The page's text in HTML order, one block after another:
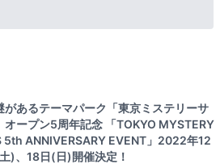
があるテーマパーク「東京ミステリーサ
オープン5周年記念 「TOKYO MYSTERY
5th ANNIVERSARY EVENT」2022年12
)、18日(日)開催決定！